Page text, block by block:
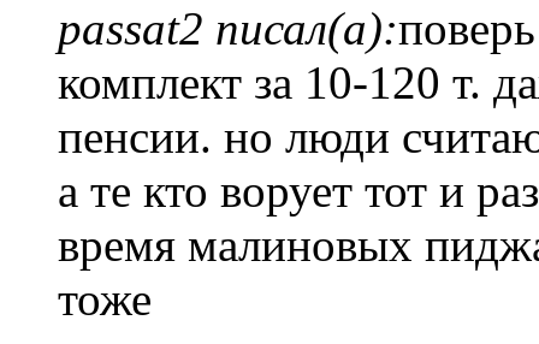
passat2 писал(а):
комплект за 10-120 т.
пенсии. но люди
а те кто ворует тот и
время малиновых
тоже